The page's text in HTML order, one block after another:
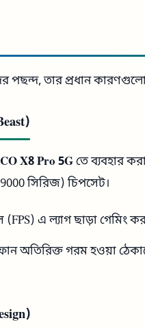
পছন্দ, তার প্রধান
X8 Pro 5Gতে ব্যবহার
সিরিজ) চিপসেট।
এ ল্যাগ ছাড়া গেমিং
অতিরিক্ত গরম হওয়া